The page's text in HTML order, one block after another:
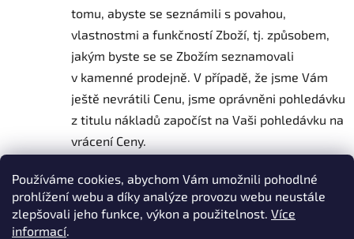
Používáme cookies, abychom Vám umožnili pohodlné
prohlížení webu a díky analýze provozu webu neustále
zlepšovali jeho funkce, výkon a použitelnost. Více
informací.
tomu, abyste se seznámili s povahou,
vlastnostmi a funkčností Zboží, tj. způsobem,
jakým byste se se Zbožím seznamovali
v kamenné prodejně. V případě, že jsme Vám
ještě nevrátili Cenu, jsme oprávněni pohledávku
z titulu nákladů započíst na Vaši pohledávku na
vrácení Ceny.
kdykoliv před tím, než Vám dodáme Zboží,
pokud existují objektivní důvody, proč není
možné Zboží dodat (zejména důvody na straně